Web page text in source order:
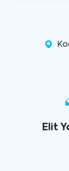
Elit